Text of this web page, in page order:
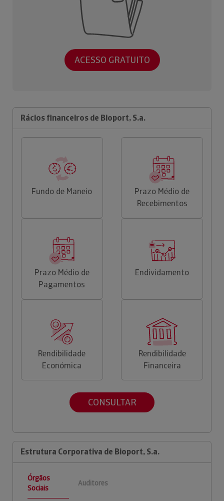
ACESSO GRATUITO
Rácios financeiros de Bioport, S.a.
Fundo de Maneio
Prazo Médio de
Recebimentos
Prazo Médio de
Pagamentos
Endividamento
Rendibilidade
Económica
Rendibilidade
Financeira
CONSULTAR
Estrutura Corporativa de Bioport, S.a.
Órgãos
Sociais
Auditores